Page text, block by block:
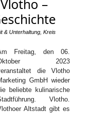
–
& Unterhaltung Kreis
Freitag, den 06.
2023
die Vlotho
GmbH wieder
beliebte kulinarische
Vlotho.
Altstadt gibt es